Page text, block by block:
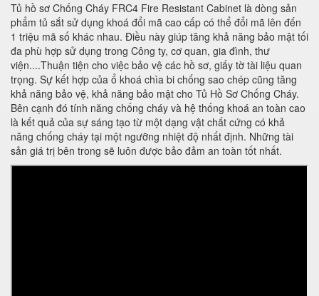
Tủ hồ sơ Chống Cháy FRC4 Fire Resistant Cabinet là dòng sản
phẩm tủ sắt sử dụng khoá đổi mã cao cấp có thể đổi mã lên đến
1 triệu mã số khác nhau. Điều này giúp tăng khả năng bảo mật tối
đa phù hợp sử dụng trong Công ty, cơ quan, gia đình, thư
viện....Thuận tiện cho việc bảo vệ các hồ sơ, giấy tờ tài liệu quan
trọng. Sự kết hợp của ổ khoá chìa bi chống sao chép cũng tăng
khả năng bảo vệ, khả năng bảo mật cho Tủ Hồ Sơ Chống Cháy.
Bên cạnh đó tính năng chống cháy và hệ thống khoá an toàn cao
là kết quả của sự sáng tạo từ một dạng vật chất cứng có khả
năng chống cháy tại một ngưỡng nhiệt độ nhất định. Những tài
sản giá trị bên trong sẽ luôn được bảo đảm an toàn tốt nhất.